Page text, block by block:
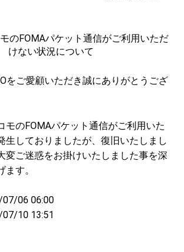
のFOMAパケット通信がご利用いただ
けない状況について
をご愛顧いただき誠にありがとうござ
のFOMAパケット通信がご利用いた
生しておりましたが、復旧いたしまし
変ご迷惑をお掛けいたしました事を深
ます。
06 06:00
10 13:51